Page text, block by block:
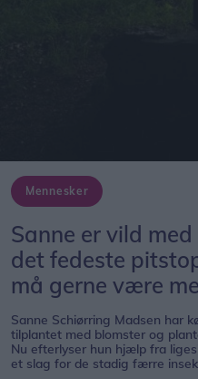
Mennesker
Sanne er vild
det fedeste
må gerne være
Sanne Schiørring Madsen har
tilplantet med blomster og
Nu efterlyser hun hjælp fra
et slag for de stadig færre